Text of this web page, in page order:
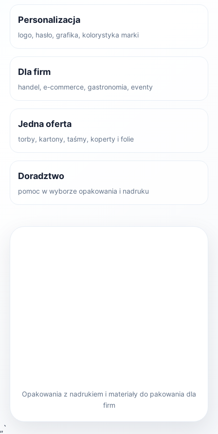
Personalizacja
logo, hasło, grafika, kolorystyka marki
Dla firm
handel, e-commerce, gastronomia, eventy
Jedna oferta
torby, kartony, taśmy, koperty i folie
Doradztwo
pomoc w wyborze opakowania i nadruku
Opakowania z nadrukiem i materiały do pakowania dla
firm
„`